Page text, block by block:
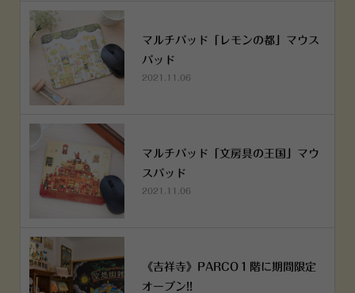
マルチパッド「レモンの都」マウス
パッド
2021.11.06
マルチパッド「文房具の王国」マウ
スパッド
2021.11.06
《吉祥寺》PARCO１階に期間限定
オープン!!